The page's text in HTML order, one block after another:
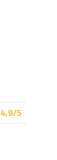
4,9/5